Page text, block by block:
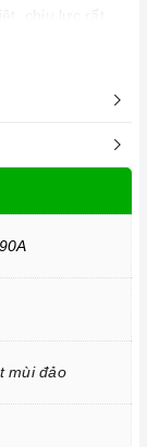
chịu lực rất
độ an toàn
rất nhiều
tương xứng.
sẽ tăng thêm vẻ
mùi đảo